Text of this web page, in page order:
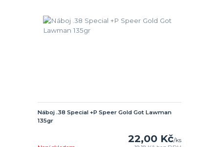
Náboj .38 Special +P Speer Gold Got Lawman
135gr
22,00 Kč/ks